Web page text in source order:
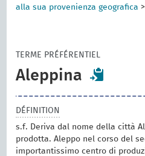
alla sua provenienza geografica
TERME PRÉFÉRENTIEL
Aleppina
DÉFINITION
s.f. Deriva dal nome della città
prodotta. Aleppo nel corso del
importantissimo centro di